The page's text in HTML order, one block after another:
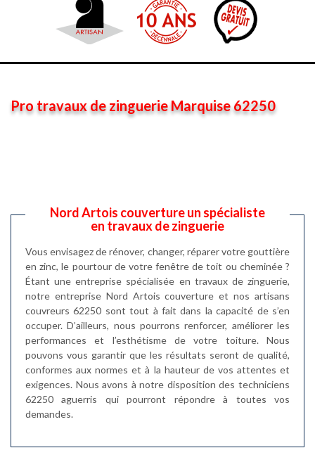
Pro travaux de zinguerie Marquise 62250
Nord Artois couverture un spécialiste
en travaux de zinguerie
Vous envisagez de rénover, changer, réparer votre gouttière
en zinc, le pourtour de votre fenêtre de toit ou cheminée ?
Étant une entreprise spécialisée en travaux de zinguerie,
notre entreprise Nord Artois couverture et nos artisans
couvreurs 62250 sont tout à fait dans la capacité de s’en
occuper. D’ailleurs, nous pourrons renforcer, améliorer les
performances et l’esthétisme de votre toiture. Nous
pouvons vous garantir que les résultats seront de qualité,
conformes aux normes et à la hauteur de vos attentes et
exigences. Nous avons à notre disposition des techniciens
62250 aguerris qui pourront répondre à toutes vos
demandes.